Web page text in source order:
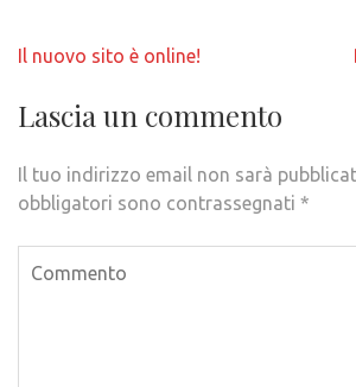
Navigazione
Il nuovo sito è online!
Lascia un commento
Il tuo indirizzo email non sarà
obbligatori sono contrassegnati *